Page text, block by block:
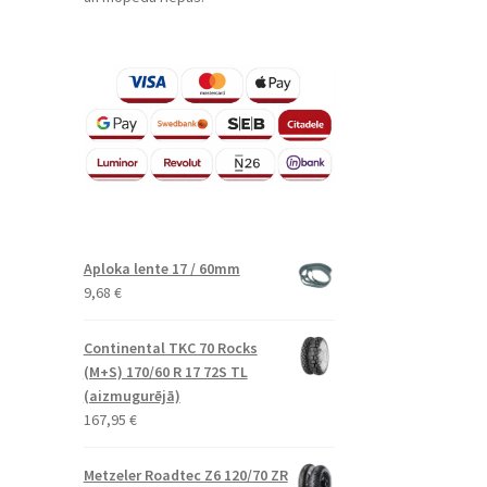
Aploka lente 17 / 60mm
9,68 €
Continental TKC 70 Rocks
(M+S) 170/60 R 17 72S TL
(aizmugurējā)
167,95 €
Metzeler Roadtec Z6 120/70 ZR